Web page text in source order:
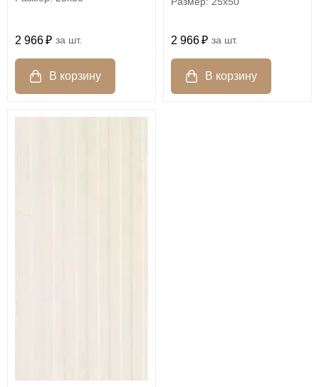
2 966 шт. 2 966 шт.